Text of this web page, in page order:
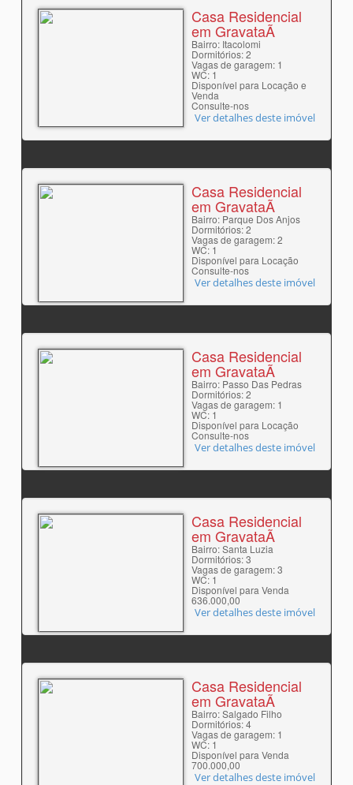
Casa Residencial
em GravataÃ­
Bairro: Itacolomi
Dormitórios: 2
Vagas de garagem: 1
WC: 1
Disponível para Locação e
Venda
Consulte-nos
Ver detalhes deste imóvel
Casa Residencial
em GravataÃ­
Bairro: Parque Dos Anjos
Dormitórios: 2
Vagas de garagem: 2
WC: 1
Disponível para Locação
Consulte-nos
Ver detalhes deste imóvel
Casa Residencial
em GravataÃ­
Bairro: Passo Das Pedras
Dormitórios: 2
Vagas de garagem: 1
WC: 1
Disponível para Locação
Consulte-nos
Ver detalhes deste imóvel
Casa Residencial
em GravataÃ­
Bairro: Santa Luzia
Dormitórios: 3
Vagas de garagem: 3
WC: 1
Disponível para Venda
636.000,00
Ver detalhes deste imóvel
Casa Residencial
em GravataÃ­
Bairro: Salgado Filho
Dormitórios: 4
Vagas de garagem: 1
WC: 1
Disponível para Venda
700.000,00
Ver detalhes deste imóvel